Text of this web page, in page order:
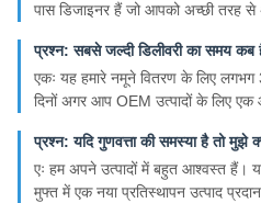
पास डिजाइनर हैं जो आपको अच्छी
प्रश्न: सबसे जल्दी डिलीवरी का समय कब
एकः यह हमारे नमूने वितरण के लिए
दिनों अगर आप OEM उत्पादों के लिए एक
प्रश्न: यदि गुणवत्ता की समस्या है तो मुझे
एः हम अपने उत्पादों में बहुत आश्वस्त हैं।
मुफ्त में एक नया प्रतिस्थापन उत्पाद